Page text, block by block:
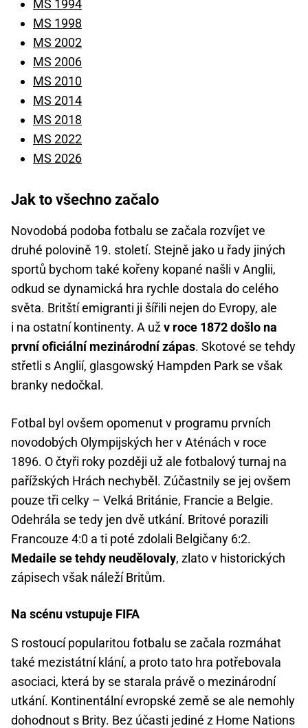
MS 1994
MS 1998
MS 2002
MS 2006
MS 2010
MS 2014
MS 2018
MS 2022
MS 2026
Jak to všechno začalo
Novodobá podoba fotbalu se začala rozvíjet ve
druhé polovině 19. století. Stejně jako u řady jiných
sportů bychom také kořeny kopané našli v Anglii,
odkud se dynamická hra rychle dostala do celého
světa. Britští emigranti ji šířili nejen do Evropy, ale
i na ostatní kontinenty. A užv roce 1872 došlo na
první oficiální mezinárodní zápas. Skotové se tehdy
střetli s Anglií, glasgowský Hampden Park se však
branky nedočkal.
Fotbal byl ovšem opomenut v programu prvních
novodobých Olympijských her v Aténách v roce
1896. O čtyři roky později už ale fotbalový turnaj na
pařížských Hrách nechyběl. Zúčastnily se jej ovšem
pouze tři celky – Velká Británie, Francie a Belgie.
Odehrála se tedy jen dvě utkání. Britové porazili
Francouze 4:0 a ti poté zdolali Belgičany 6:2.
Medaile se tehdy neudělovaly, zlato v historických
zápisech však náleží Britům.
Na scénu vstupuje FIFA
S rostoucí popularitou fotbalu se začala rozmáhat
také mezistátní klání, a proto tato hra potřebovala
asociaci, která by se starala právě o mezinárodní
utkání. Kontinentální evropské země se ale nemohly
dohodnout s Brity. Bez účasti jediné z Home Nations